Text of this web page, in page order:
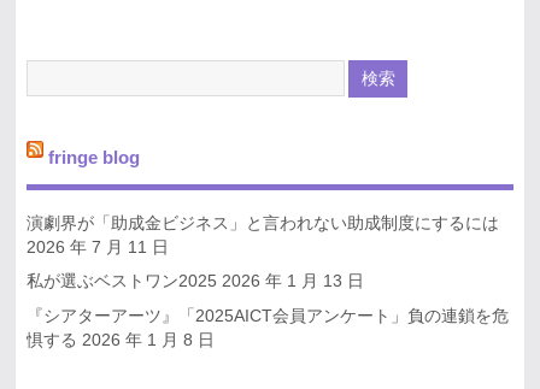
fringe blog
演劇界が「助成金ビジネス」と言われない助成制度にするには
2026 年 7 月 11 日
私が選ぶベストワン2025 2026 年 1 月 13 日
『シアターアーツ』「2025AICT会員アンケート」負の連鎖を危
惧する 2026 年 1 月 8 日